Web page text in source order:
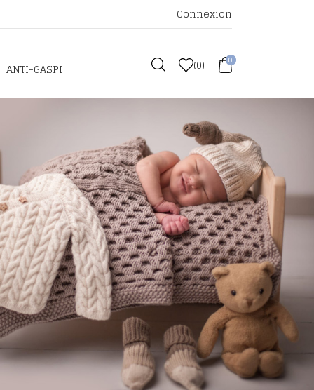
Connexion
ANTI-GASPI (0) 0
vous-même
et tutoriels gratuits